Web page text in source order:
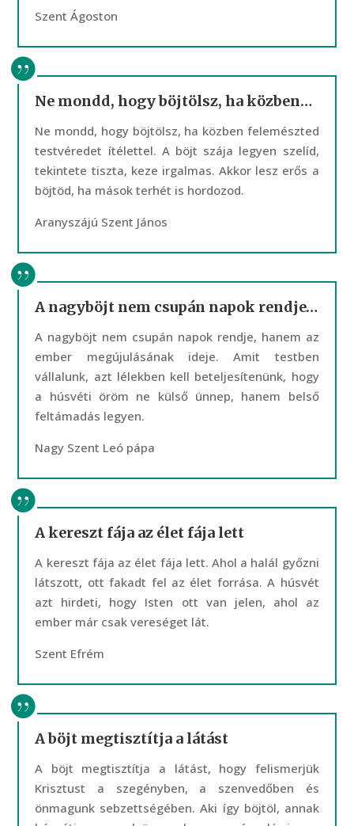
Szent Ágoston
Ne mondd, hogy böjtölsz, ha közben…
Ne mondd, hogy böjtölsz, ha közben felemészted
testvéredet ítélettel. A böjt szája legyen szelíd,
tekintete tiszta, keze irgalmas. Akkor lesz erős a
böjtöd, ha mások terhét is hordozod.
Aranyszájú Szent János
A nagyböjt nem csupán napok rendje…
A nagyböjt nem csupán napok rendje, hanem az
ember megújulásának ideje. Amit testben
vállalunk, azt lélekben kell beteljesítenünk, hogy
a húsvéti öröm ne külső ünnep, hanem belső
feltámadás legyen.
Nagy Szent Leó pápa
A kereszt fája az élet fája lett
A kereszt fája az élet fája lett. Ahol a halál győzni
látszott, ott fakadt fel az élet forrása. A húsvét
azt hirdeti, hogy Isten ott van jelen, ahol az
ember már csak vereséget lát.
Szent Efrém
A böjt megtisztítja a látást
A böjt megtisztítja a látást, hogy felismerjük
Krisztust a szegényben, a szenvedőben és
önmagunk sebzettségében. Aki így böjtöl, annak